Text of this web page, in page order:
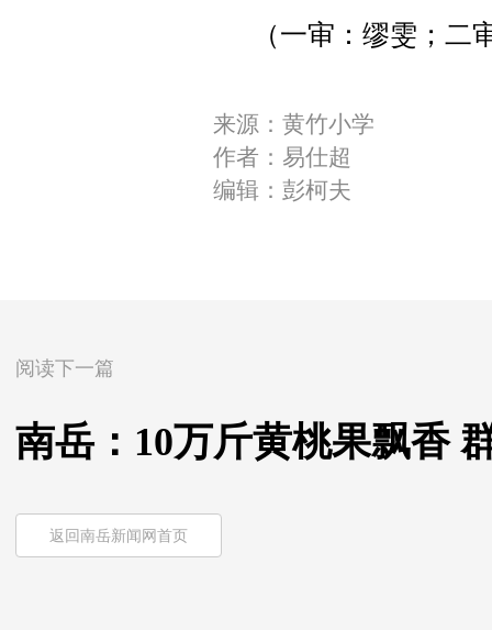
（一审：缪雯；二
来源：黄竹小学
作者：易仕超
编辑：彭柯夫
阅读下一篇
南岳：10万斤黄桃果飘香
返回南岳新闻网首页